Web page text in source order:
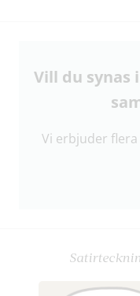
Vill du synas
Vi erbjuder